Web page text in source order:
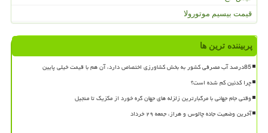
قیمت بیسیم موتورولا
پربیننده ترین ها
85درصد آب مصرفی کشور به بخش کشاورزی اختصاص دارد، آن هم با قیمت خیلی پایین
چرا کدئین کم شده است؟
وقتی جام جهانی با مرگبارترین زلزله های جهان گره خورد از مکزیک تا منجیل
آخرین وضعیت جاده چالوس و هراز، جمعه ۲۹ خرداد